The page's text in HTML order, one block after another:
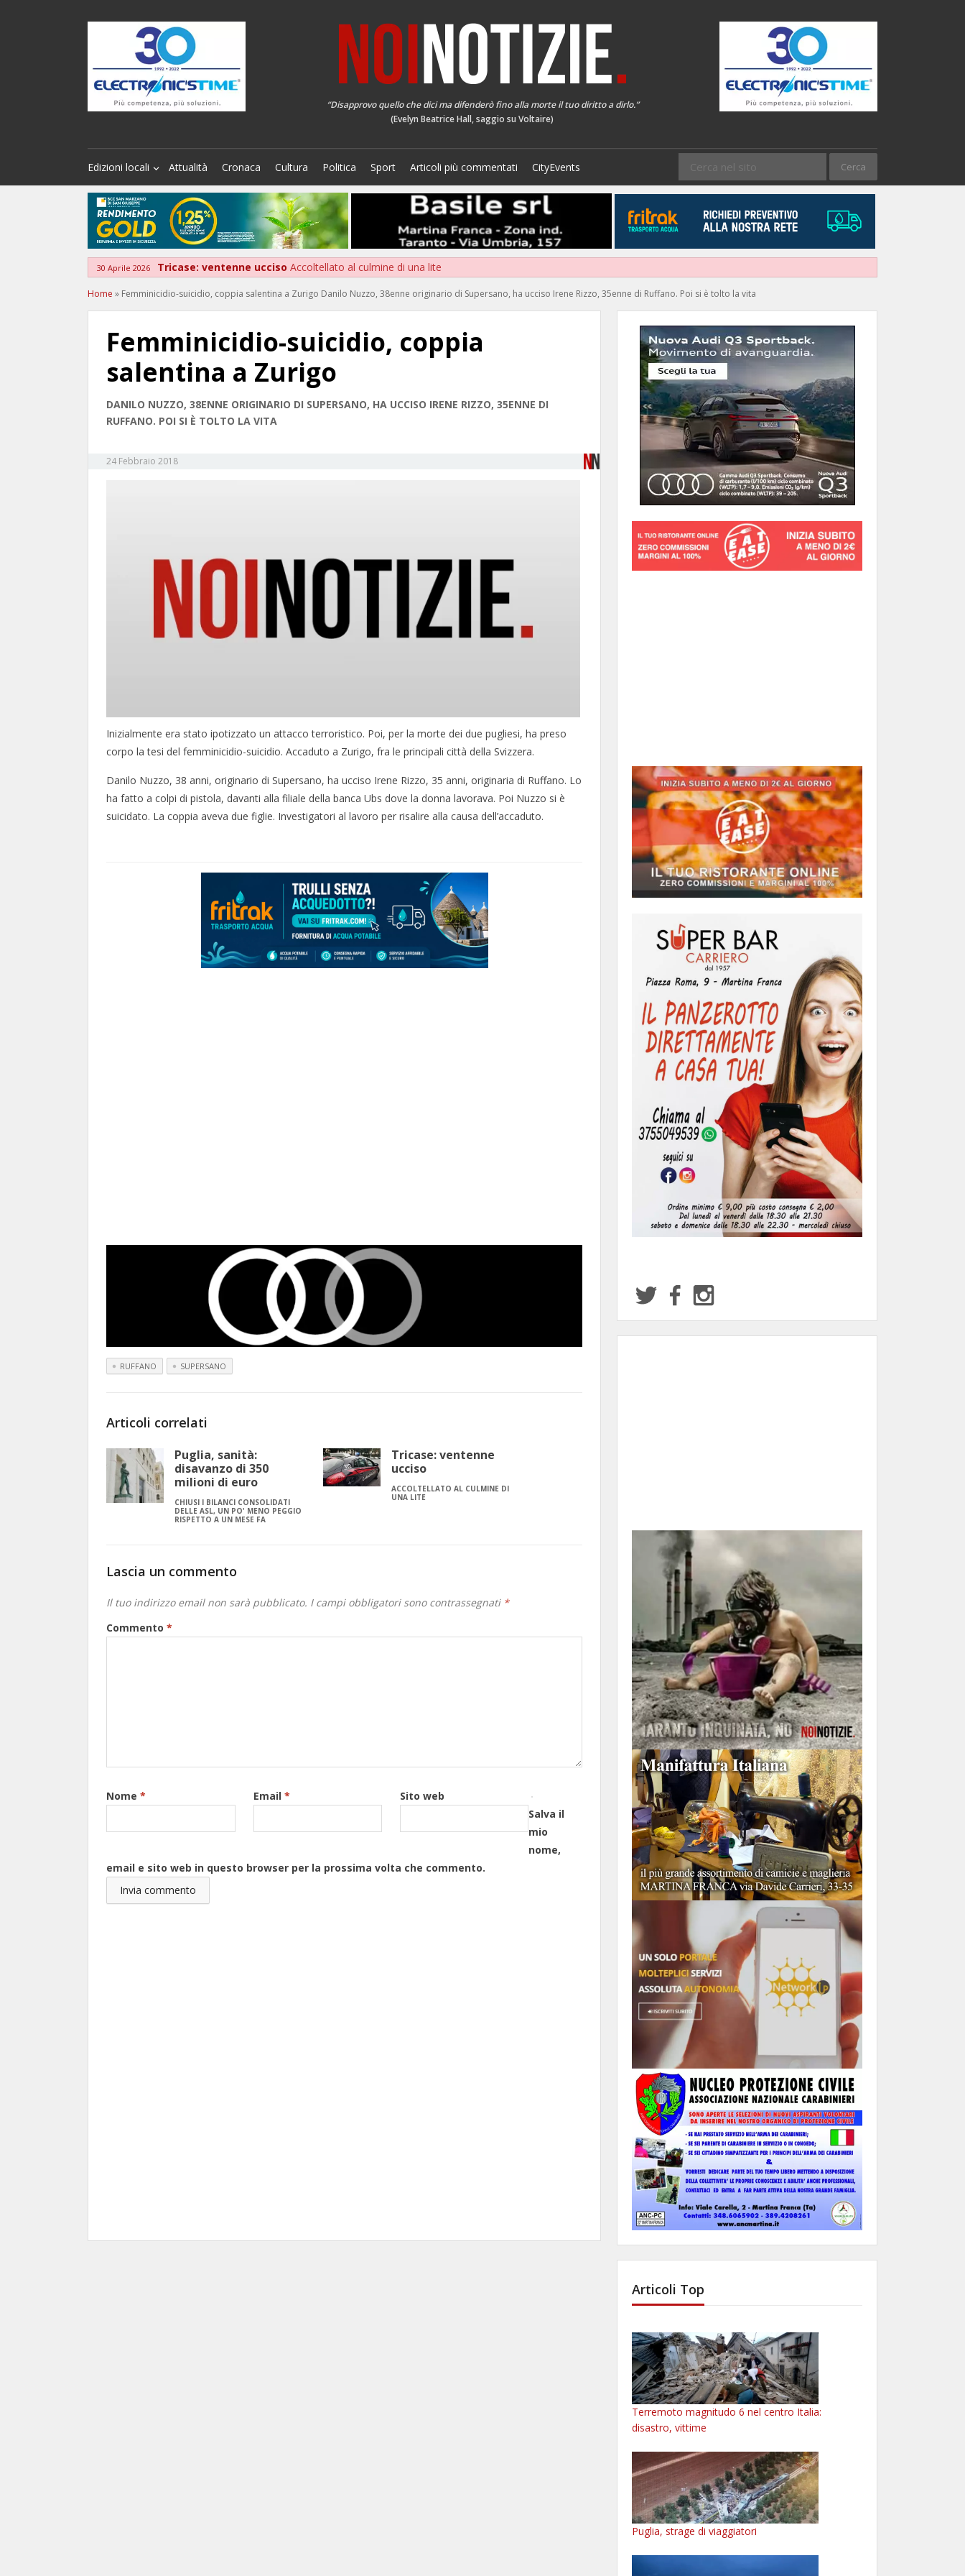
“Disapprovo quello che dici ma difenderò fino alla morte il tuo diritto a dirlo.”
(Evelyn Beatrice Hall, saggio su Voltaire)
Edizioni locali Attualità Cronaca Cultura Politica Sport Articoli più commentati CityEvents
30 Aprile 2026 Tricase: ventenne ucciso Accoltellato al culmine di una lite
Home » Femminicidio-suicidio, coppia salentina a Zurigo Danilo Nuzzo, 38enne originario di Supersano, ha ucciso Irene Rizzo, 35enne di Ruffano. Poi si è tolto la vita
Femminicidio-suicidio, coppia
salentina a Zurigo
DANILO NUZZO, 38ENNE ORIGINARIO DI SUPERSANO, HA UCCISO IRENE RIZZO, 35ENNE DI
RUFFANO. POI SI È TOLTO LA VITA
24 Febbraio 2018
Inizialmente era stato ipotizzato un attacco terroristico. Poi, per la morte dei due pugliesi, ha preso
corpo la tesi del femminicidio-suicidio. Accaduto a Zurigo, fra le principali città della Svizzera.
Danilo Nuzzo, 38 anni, originario di Supersano, ha ucciso Irene Rizzo, 35 anni, originaria di Ruffano. Lo
ha fatto a colpi di pistola, davanti alla filiale della banca Ubs dove la donna lavorava. Poi Nuzzo si è
suicidato. La coppia aveva due figlie. Investigatori al lavoro per risalire alla causa dell’accaduto.
RUFFANO SUPERSANO
Articoli correlati
Puglia, sanità:
disavanzo di 350
milioni di euro
CHIUSI I BILANCI CONSOLIDATI
DELLE ASL, UN PO' MENO PEGGIO
RISPETTO A UN MESE FA
Tricase: ventenne
ucciso
ACCOLTELLATO AL CULMINE DI
UNA LITE
Lascia un commento
Il tuo indirizzo email non sarà pubblicato. I campi obbligatori sono contrassegnati *
Commento *
Nome * Email *
Sito web
Salva il
mio
nome,
email e sito web in questo browser per la prossima volta che commento.
Articoli Top
Terremoto magnitudo 6 nel centro Italia:
disastro, vittime
Puglia, strage di viaggiatori